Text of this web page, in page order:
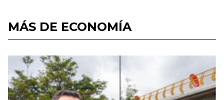
MÁS DE ECONOMÍA